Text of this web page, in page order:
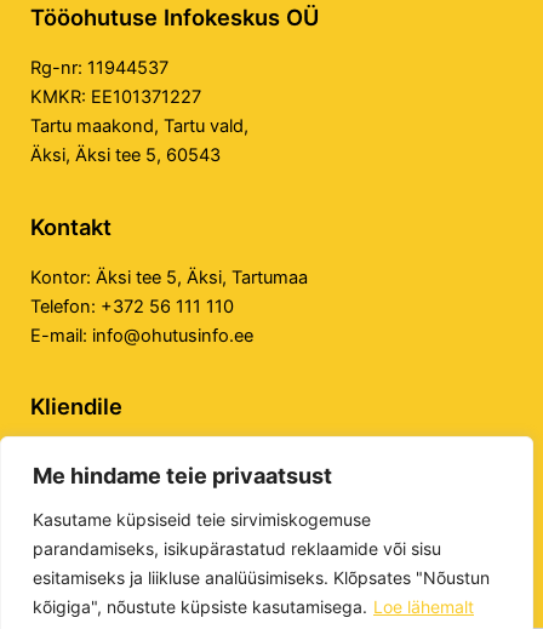
Me hindame teie privaatsust
Kasutame küpsiseid teie sirvimiskogemuse
parandamiseks, isikupärastatud reklaamide või sisu
esitamiseks ja liikluse analüüsimiseks. Klõpsates "Nõustun
kõigiga", nõustute küpsiste kasutamisega. Loe lähemalt
Tööohutuse Infokeskus OÜ
Rg-nr: 11944537
KMKR: EE101371227
Tartu maakond, Tartu vald,
Äksi, Äksi tee 5, 60543
Kontakt
Kontor: Äksi tee 5, Äksi, Tartumaa
Telefon: +372 56 111 110
E-mail: info@ohutusinfo.ee
Kliendile
Veebilehe kasutustingimused
E-poe kasutustingimused